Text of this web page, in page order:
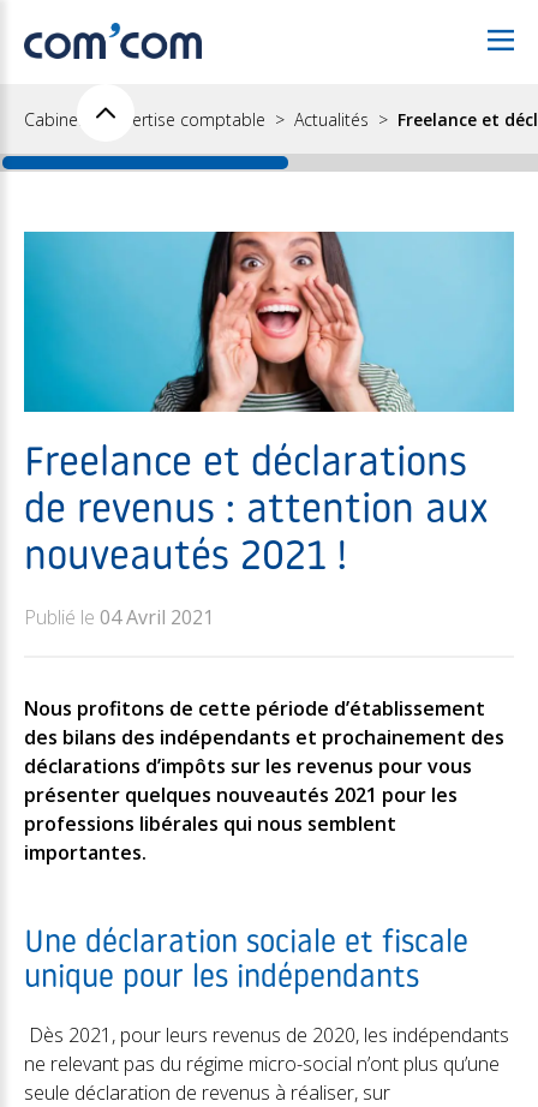
Cabinet d'expertise comptable Actualités Freelance et
Freelance et déclarations
de revenus : attention aux
nouveautés 2021 !
Publié le 04 Avril 2021
Nous profitons de cette période d’établissement
des bilans des indépendants et prochainement des
déclarations d’impôts sur les revenus pour vous
présenter quelques nouveautés 2021 pour les
professions libérales qui nous semblent
importantes.
Une déclaration sociale et fiscale
unique pour les indépendants
Dès 2021, pour leurs revenus de 2020, les indépendants
ne relevant pas du régime micro-social n’ont plus qu’une
seule déclaration de revenus à réaliser, sur